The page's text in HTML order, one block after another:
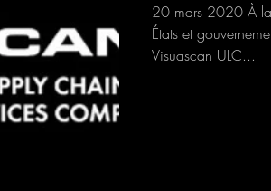
20 mars 2020 À la
États et
Visuascan ULC...